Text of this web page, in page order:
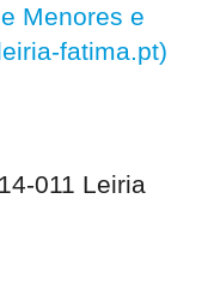
Menores e
fatima.pt)
011 Leiria